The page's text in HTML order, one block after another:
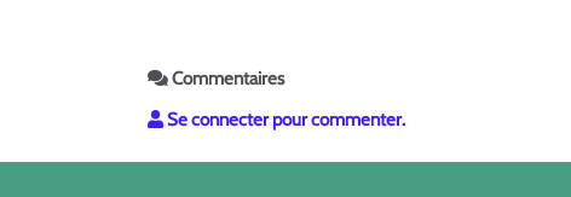
Commentaires
Se connecter pour commenter.